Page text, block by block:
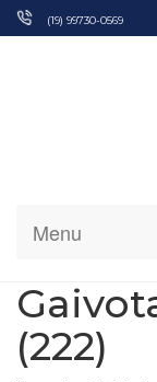
Pular
(19) 99730-0569
Menu
(222)